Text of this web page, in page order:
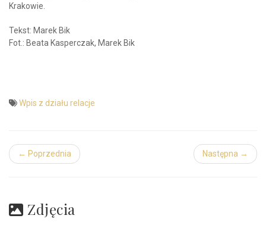
Krakowie.
Tekst: Marek Bik
Fot.: Beata Kasperczak, Marek Bik
Wpis z działu relacje
← Poprzednia Następna →
Zdjęcia